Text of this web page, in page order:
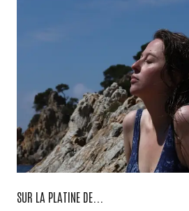
SUR LA PLATINE DE...